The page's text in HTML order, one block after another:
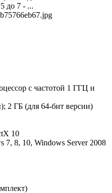
до 7 - ...
с частотой 1 ГГЦ и
2 ГБ (для 64-бит версии)
10
7, 8, 10, Windows Server 2008